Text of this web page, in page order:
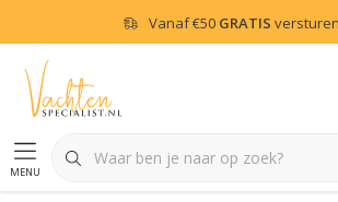
Vanaf€50 GRATIS versturen
menu